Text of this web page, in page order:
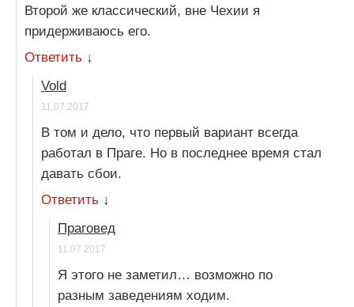
Второй же классический, вне Чехии я
придерживаюсь его.
Ответить ↓
Vold
11.07.2017
В том и дело, что первый вариант всегда
работал в Праге. Но в последнее время стал
давать сбои.
Ответить ↓
Праговед
11.07.2017
Я этого не заметил… возможно по
разным заведениям ходим.